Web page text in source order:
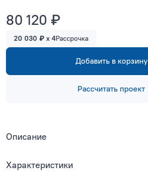
80 120 ₽
20 030 ₽ x 4Рассрочка
Добавить в корзину
Рассчитать проект
Описание
Характеристики